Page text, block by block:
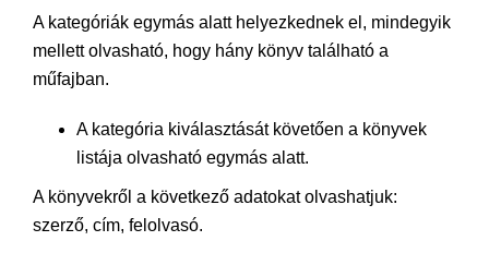
A kategóriák egymás alatt helyezkednek el, mindegyik
mellett olvasható, hogy hány könyv található a
műfajban.
A kategória kiválasztását követően a könyvek
listája olvasható egymás alatt.
A könyvekről a következő adatokat olvashatjuk:
szerző, cím, felolvasó.